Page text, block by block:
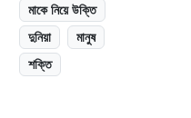
মাকে নিয়ে উক্তি
দুনিয়া
মানুষ
শক্তি